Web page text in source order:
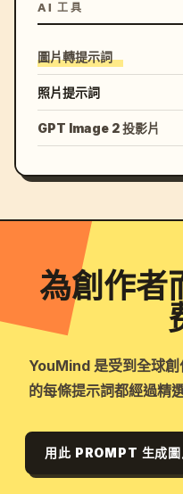
AI 工具
圖片轉提示詞
照片提示詞
GPT Image 2 投影片
為創作者
YouMind 是受到全球
的每條提示詞都經過精
用此 PROMPT 生成圖